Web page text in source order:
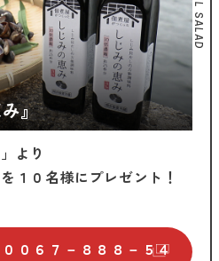
』
より
１０名様にプレゼント！
００６７－８８８－５４